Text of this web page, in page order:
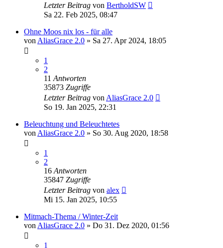
Letzter Beitrag von BertholdSW
Sa 22. Feb 2025, 08:47
Ohne Moos nix los - für alle
von AliasGrace 2.0 » Sa 27. Apr 2024, 18:05
1
2
11 Antworten
35873 Zugriffe
Letzter Beitrag von AliasGrace 2.0
So 19. Jan 2025, 22:31
Beleuchtung und Beleuchtetes
von AliasGrace 2.0 » So 30. Aug 2020, 18:58
1
2
16 Antworten
35847 Zugriffe
Letzter Beitrag von alex
Mi 15. Jan 2025, 10:55
Mitmach-Thema / Winter-Zeit
von AliasGrace 2.0 » Do 31. Dez 2020, 01:56
1